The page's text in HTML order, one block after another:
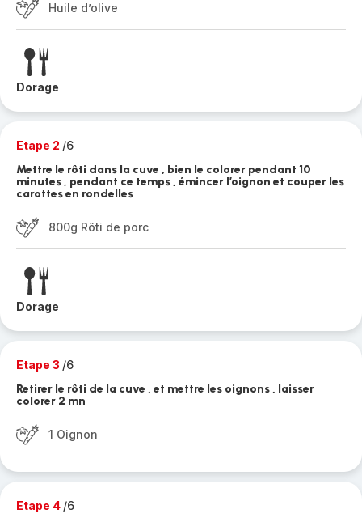
Huile d’olive
Dorage
Etape 2 /6
Mettre le rôti dans la cuve , bien le colorer pendant 10
minutes , pendant ce temps , émincer l’oignon et couper les
carottes en rondelles
800g Rôti de porc
Dorage
Etape 3 /6
Retirer le rôti de la cuve , et mettre les oignons , laisser
colorer 2 mn
1 Oignon
Etape 4 /6